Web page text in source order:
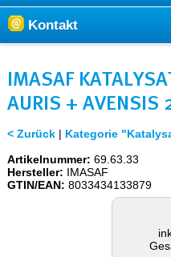
Kontakt
IMASAF
AURIS + AVENSIS
< Zurück| Kategorie
Artikelnummer: 69.63.33
Hersteller: IMASAF
GTIN/EAN: 8033434133879